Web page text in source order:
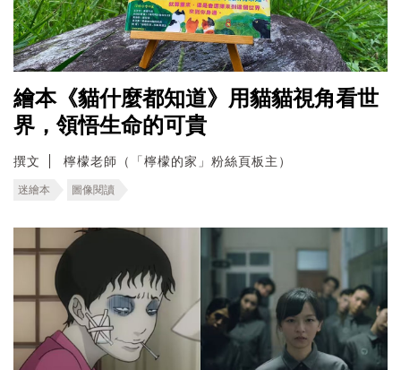
繪本《貓什麼都知道》用貓貓視角看世
界，領悟生命的可貴
撰文 檸檬老師（「檸檬的家」粉絲頁板主）
迷繪本 圖像閱讀